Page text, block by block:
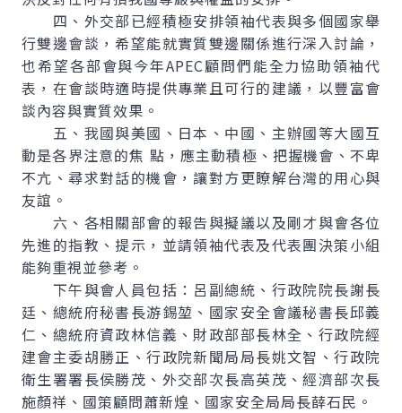
四、外交部已經積極安排領袖代表與多個國家舉
行雙邊會談，希望能就實質雙邊關係進行深入討論，
也希望各部會與今年APEC顧問們能全力協助領袖代
表，在會談時適時提供專業且可行的建議，以豐富會
談內容與實質效果。
五、我國與美國、日本、中國、主辦國等大國互
動是各界注意的焦 點，應主動積極、把握機會、不卑
不亢、尋求對話的機會，讓對方更瞭解台灣的用心與
友誼。
六、各相關部會的報告與擬議以及剛才與會各位
先進的指教、提示，並請領袖代表及代表團決策小組
能夠重視並參考。
下午與會人員包括：呂副總統、行政院院長謝長
廷、總統府秘書長游錫堃、國家安全會議秘書長邱義
仁、總統府資政林信義、財政部部長林全、行政院經
建會主委胡勝正、行政院新聞局局長姚文智、行政院
衛生署署長侯勝茂、外交部次長高英茂、經濟部次長
施顏祥、國策顧問蕭新煌、國家安全局局長薛石民。